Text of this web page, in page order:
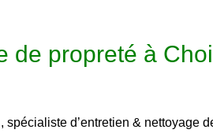
de propreté à
, spécialiste d’entretien & nettoyage